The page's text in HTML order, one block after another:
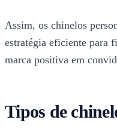
Assim, os chinelos
estratégia eficiente para
marca positiva em
Tipos de